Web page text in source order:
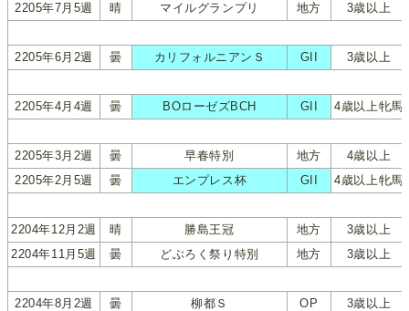
2205年7月5週 晴 マイルグランプリ 地方 3歳以上
2205年6月2週 曇 カリフォルニアンＳ GII 3歳以上
2205年4月4週 曇 BOローゼズBCH GII 4歳以上牝馬
2205年3月2週 曇 早春特別 地方
4歳以上
2205年2月5週
曇 エンプレス杯 GII 4歳以上牝馬
2204年12月2週 晴 勝島王冠 地方
3歳以上
2204年11月5週
曇 どぶろく祭り特別 地方 3歳以上
2204年8月2週 曇 柳都Ｓ OP
3歳以上